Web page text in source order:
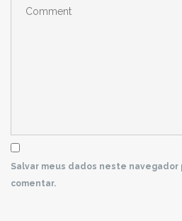
Salvar meus dados neste navegador
comentar.